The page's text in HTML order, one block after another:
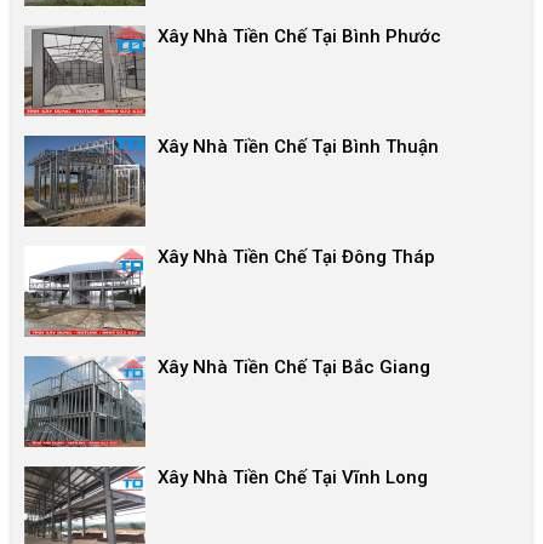
Xây Nhà Tiền Chế Tại Bình Phước
Xây Nhà Tiền Chế Tại Bình Thuận
Xây Nhà Tiền Chế Tại Đông Tháp
Xây Nhà Tiền Chế Tại Bắc Giang
Xây Nhà Tiền Chế Tại Vĩnh Long